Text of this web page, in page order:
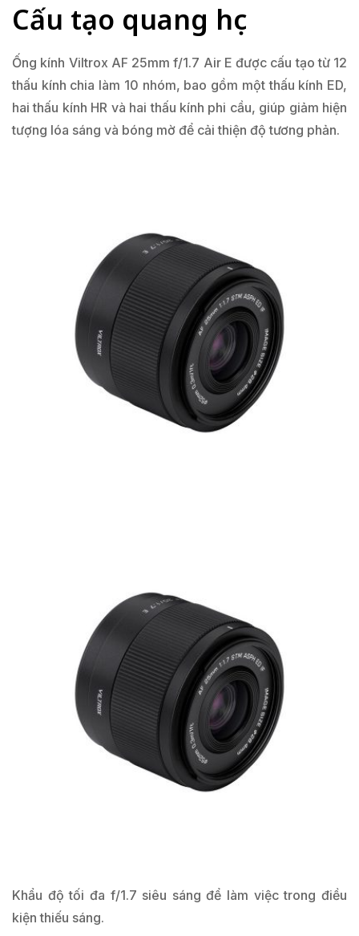
Cấu tạo quang học
Ống kính Viltrox AF 25mm f/1.7 Air E được cấu tạo từ 12
thấu kính chia làm 10 nhóm, bao gồm một thấu kính ED,
hai thấu kính HR và hai thấu kính phi cầu, giúp giảm hiện
tượng lóa sáng và bóng mờ để cải thiện độ tương phản.
Khẩu độ tối đa f/1.7 siêu sáng để làm việc trong điều
kiện thiếu sáng.